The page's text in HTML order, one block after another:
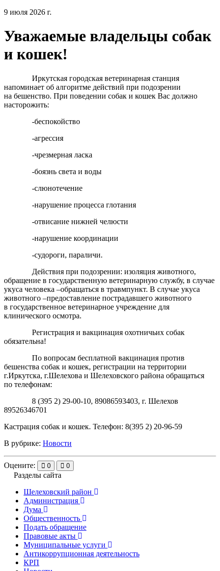
9 июля 2026 г.
Уважаемые владельцы собак
и кошек!
Иркутская городская ветеринарная станция
напоминает об алгоритме действий при подозрении
на бешенство. При поведении собак и кошек Вас должно
насторожить:
-беспокойство
-агрессия
-чрезмерная ласка
-боязнь света и воды
-слюнотечение
-нарушение процесса глотания
-отвисание нижней челюсти
-нарушение координации
-судороги, параличи.
Действия при подозрении: изоляция животного,
обращение в государственную ветеринарную службу, в случае
укуса человека –обращаться в травмпункт. В случае укуса
животного –предоставление пострадавшего животного
в государственное ветеринарное учреждение для
клинического осмотра.
Регистрация и вакцинация охотничьих собак
обязательна!
По вопросам бесплатной вакцинация против
бешенства собак и кошек, регистрации на территории
г.Иркутска, г.Шелехова и Шелеховского района обращаться
по телефонам:
8 (395 2) 29-00-10, 89086593403, г. Шелехов
89526346701
Кастрация собак и кошек. Телефон: 8(395 2) 20-96-59
В рубрике: Новости
Оцените: 0 0
Разделы сайта
Шелеховский район
Администрация
Дума
Общественность
Подать обращение
Правовые акты
Муниципальные услуги
Антикоррупционная деятельность
КРП